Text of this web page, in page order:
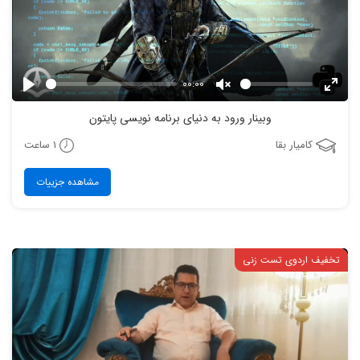
Play
00:00
Unmute
Enter
وبینار ورود به دنیای برنامه نویسی پایتون
کامیار بقا
مشاهده جزییات
تخفیف اردوی تست زنی